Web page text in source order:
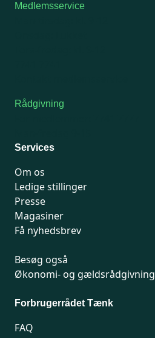
Medlemsservice
Rådgivning
Services
Om os
Ledige stillinger
Presse
Magasiner
Få nyhedsbrev
Besøg også
Økonomi- og gældsrådgivning
Forbrugerrådet Tænk
FAQ